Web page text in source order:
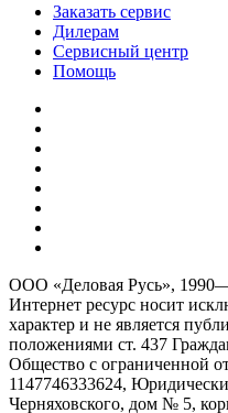
Заказать сервис
Дилерам
Сервисный центр
Помощь
ООО «Деловая Русь»,
Интернет ресурс носит
характер и не является
положениями ст. 437
Общество с ограниченной
1147746333624,
Черняховского, дом № 5,